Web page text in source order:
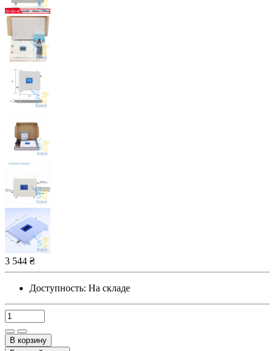
3 544 ₴
Доступность: На складе
В корзину